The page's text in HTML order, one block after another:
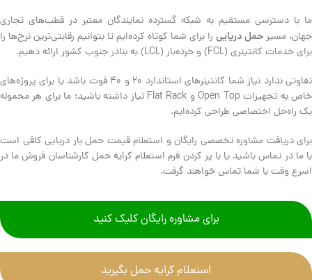
ما با دسترسی مستقیم به شبکه گسترده نمایندگان معتبر در قطب‌های تجاری
جهان، مسیرحمل دریایی را برای شما کوتاه کرده‌ایم تا بتوانیم رقابتی‌ترین نرخ‌ها را
برای خدمات کانتینری (FCL) و خرده‌بار (LCL) به بنادر جنوب کشور ارائه دهیم.
تفاوتی ندارد نیاز شما کانتینرهای استاندارد ۲۰ و ۴۰ فوت باشد یا برای پروژه‌های
خاص به تجهیزات Open Top و Flat Rack نیاز داشته باشید؛ ما برای هر محموله
یک راه‌حل اختصاصی طراحی کرده‌ایم.
برای دریافت مشاوره تخصصی رایگان و استعلام قیمت حمل بار دریایی کافی است
با ما در تماس باشید یا با پر کردن فرم استعلام کرایه حمل کارشناسان فروش ما در
اسرع وقت با شما تماس خواهند گرفت.
برای مشاوره رایگان کلیک کنید
استعلام کرایه حمل بگیرید